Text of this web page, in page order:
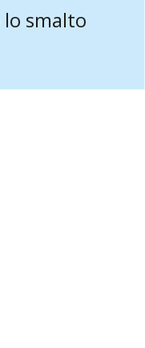
lo smalto